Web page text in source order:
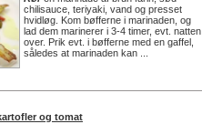
chilisauce, teriyaki, vand og presset
hvidløg. Kom bøfferne i marinaden, og
lad dem marinerer i 3-4 timer, evt. natten
over. Prik evt. i bøfferne med en gaffel,
således at marinaden kan ...
og tomat